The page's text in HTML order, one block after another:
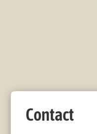
Contact